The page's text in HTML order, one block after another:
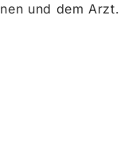
und dem Arzt.